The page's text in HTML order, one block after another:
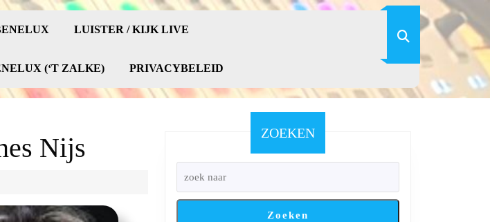
LUISTER / KIJK LIVE
(‘T ZALKE) PRIVACYBELEID
Nijs ZOEKEN
Zoeken